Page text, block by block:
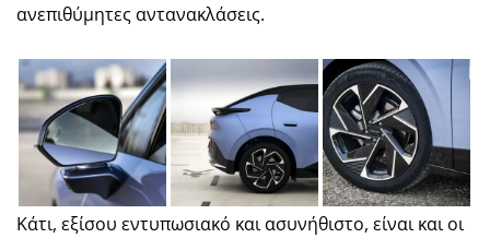
ανεπιθύμητες αντανακλάσεις.
Κάτι, εξίσου εντυπωσιακό και ασυνήθιστο, είναι και οι